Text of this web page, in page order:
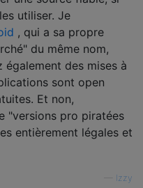
utiliser. Je
, qui a sa propre
du même nom,
des mises à
sont open
Et non,
"versions pro piratées
entièrement légales et
Izzy